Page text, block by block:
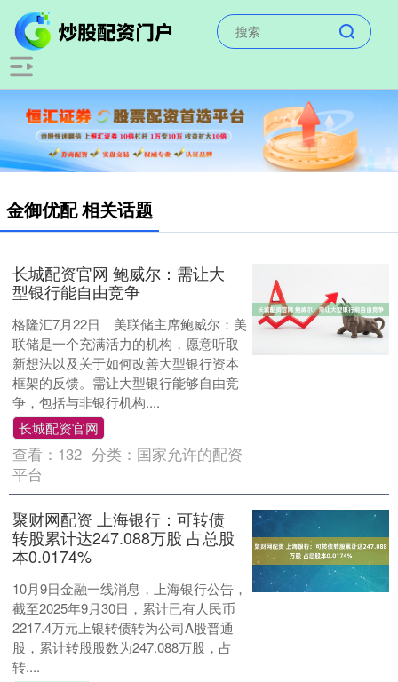
金御优配 相关话题
长城配资官网 鲍威尔：需让大
型银行能自由竞争
格隆汇7月22日｜美联储主席鲍威尔：美
联储是一个充满活力的机构，愿意听取
新想法以及关于如何改善大型银行资本
框架的反馈。需让大型银行能够自由竞
争，包括与非银行机构....
长城配资官网
查看： 132 分类： 国家允许的配资
平台
聚财网配资 上海银行：可转债
转股累计达247.088万股 占总股
本0.0174%
10月9日金融一线消息，上海银行公告，
截至2025年9月30日，累计已有人民币
2217.4万元上银转债转为公司A股普通
股，累计转股股数为247.088万股，占
转....